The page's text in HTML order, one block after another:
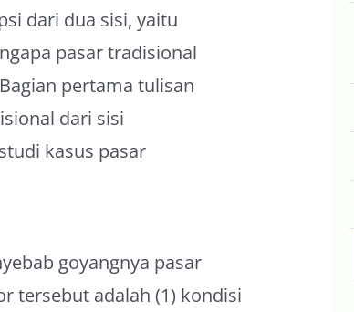
dari dua sisi, yaitu
pasar tradisional
pertama tulisan
dari sisi
kasus pasar
goyangnya pasar
tersebut adalah (1) kondisi